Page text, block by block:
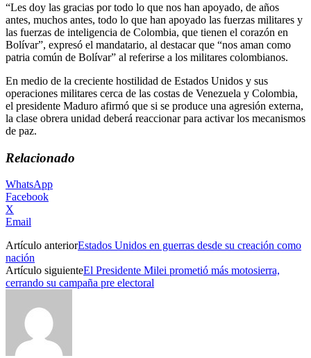
“Les doy las gracias por todo lo que nos han apoyado, de años
antes, muchos antes, todo lo que han apoyado las fuerzas militares y
las fuerzas de inteligencia de Colombia, que tienen el corazón en
Bolívar”, expresó el mandatario, al destacar que “nos aman como
patria común de Bolívar” al referirse a los militares colombianos.
En medio de la creciente hostilidad de Estados Unidos y sus
operaciones militares cerca de las costas de Venezuela y Colombia,
el presidente Maduro afirmó que si se produce una agresión externa,
la clase obrera unidad deberá reaccionar para activar los mecanismos
de paz.
Relacionado
WhatsApp
Facebook
X
Email
Artículo anteriorEstados Unidos en guerras desde su creación como
nación
Artículo siguienteEl Presidente Milei prometió más motosierra,
cerrando su campaña pre electoral